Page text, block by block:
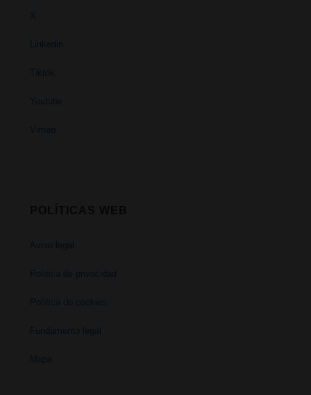
X
Linkedin
Tiktok
Youtube
Vimeo
Aviso legal
Política de privacidad
Política de cookies
Fundamento legal
Mapa